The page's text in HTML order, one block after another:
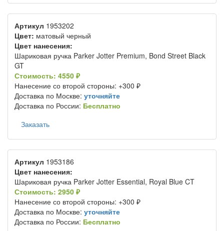
Артикул 1953202
Цвет: матовый черный
Цвет нанесения:
Шариковая ручка Parker Jotter Premium, Bond Street Black
GT
Стоимость: 4550 ₽
Нанесение со второй стороны: +300 ₽
Доставка по Москве: уточняйте
Доставка по России: Бесплатно
Заказать
Артикул 1953186
Цвет нанесения:
Шариковая ручка Parker Jotter Essential, Royal Blue CT
Стоимость: 2950 ₽
Нанесение со второй стороны: +300 ₽
Доставка по Москве: уточняйте
Доставка по России: Бесплатно